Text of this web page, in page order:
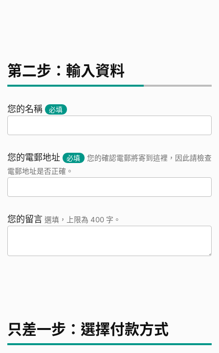
第二步：輸入資料
您的名稱 必填
您的電郵地址 必填
您的確認電郵將寄到這裡，因此請檢查
電郵地址是否正確。
您的留言 選填，上限為 400 字。
只差一步：選擇付款方式